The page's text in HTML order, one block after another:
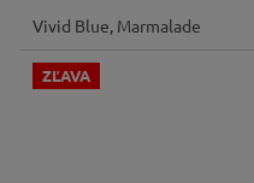
poskytuje vynikajúce
Vivid Blue, Marmalade
ZĽAVA